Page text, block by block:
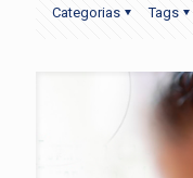
Categorias Tags